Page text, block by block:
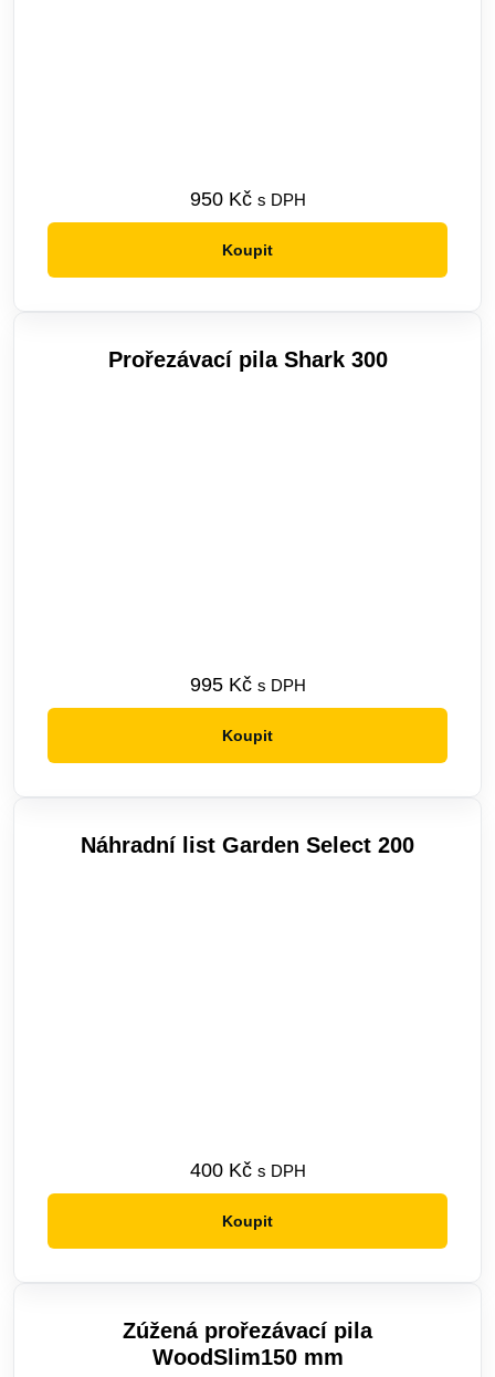
950 Kč s DPH
Koupit
Prořezávací pila Shark 300
995 Kč s DPH
Koupit
Náhradní list Garden Select 200
400 Kč s DPH
Koupit
Zúžená prořezávací pila
WoodSlim150 mm